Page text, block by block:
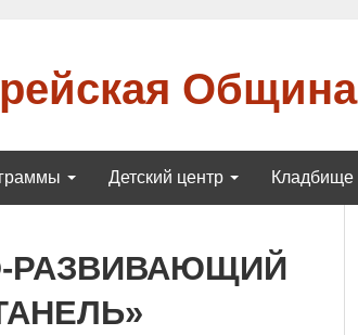
Община
Детский центр Кладбище
РАЗВИВАЮЩИЙ